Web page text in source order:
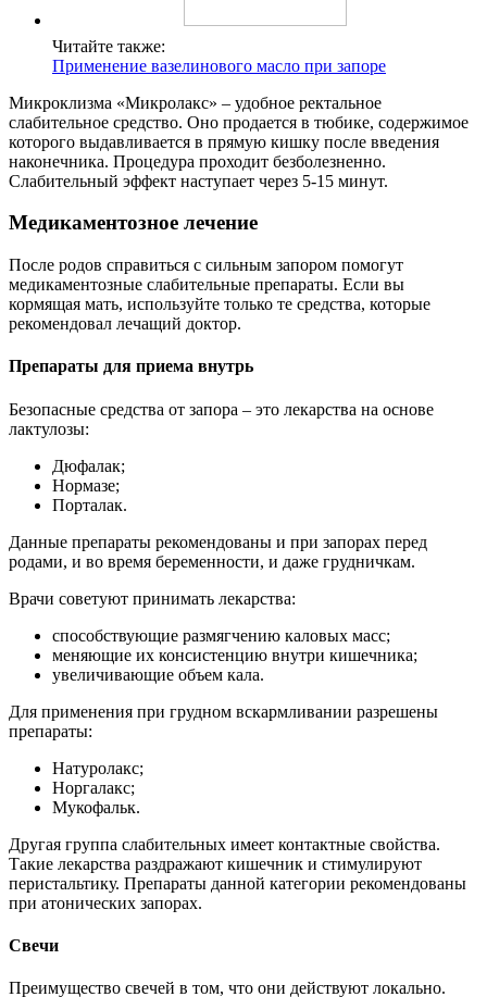
Читайте также:
Применение вазелинового масло при запоре
Микроклизма «Микролакс» – удобное ректальное
слабительное средство. Оно продается в тюбике, содержимое
которого выдавливается в прямую кишку после введения
наконечника. Процедура проходит безболезненно.
Слабительный эффект наступает через 5-15 минут.
Медикаментозное лечение
После родов справиться с сильным запором помогут
медикаментозные слабительные препараты. Если вы
кормящая мать, используйте только те средства, которые
рекомендовал лечащий доктор.
Препараты для приема внутрь
Безопасные средства от запора – это лекарства на основе
лактулозы:
Дюфалак;
Нормазе;
Порталак.
Данные препараты рекомендованы и при запорах перед
родами, и во время беременности, и даже грудничкам.
Врачи советуют принимать лекарства:
способствующие размягчению каловых масс;
меняющие их консистенцию внутри кишечника;
увеличивающие объем кала.
Для применения при грудном вскармливании разрешены
препараты:
Натуролакс;
Норгалакс;
Мукофальк.
Другая группа слабительных имеет контактные свойства.
Такие лекарства раздражают кишечник и стимулируют
перистальтику. Препараты данной категории рекомендованы
при атонических запорах.
Свечи
Преимущество свечей в том, что они действуют локально.